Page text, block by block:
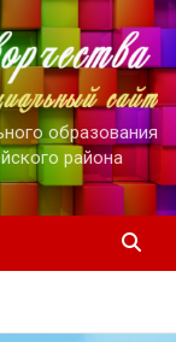
образования
района